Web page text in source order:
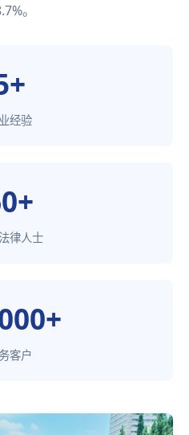
。
经验
律人士
客户